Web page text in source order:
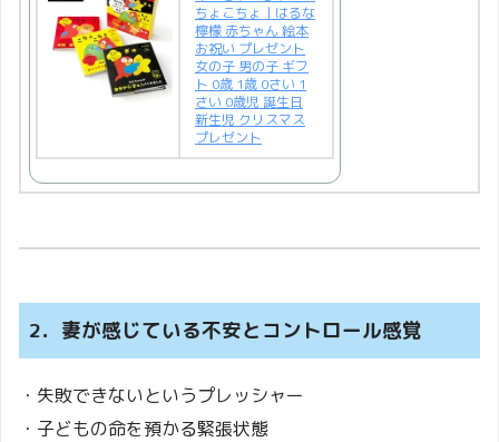
ちょこちょ｜はるな
檸檬 赤ちゃん 絵本
お祝い プレゼント
女の子 男の子 ギフ
ト 0歳 1歳 0さい 1
さい 0歳児 誕生日
新生児 クリスマス
プレゼント
2．妻が感じている不安とコントロール感覚
・失敗できないというプレッシャー
・子どもの命を預かる緊張状態